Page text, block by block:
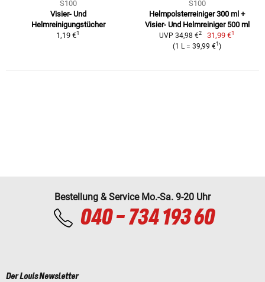
S100
Visier- Und
Helmreinigungstücher
1,19 €1
S100
Helmpolsterreiniger 300 ml +
Visier- Und Helmreiniger 500 ml
UVP 34,98 €2 31,99 €1
(1 L = 39,99 €1 )
Bestellung & Service Mo.-Sa. 9-20 Uhr
040 - 734 193 60
Der Louis Newsletter